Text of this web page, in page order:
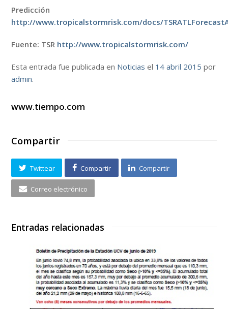
Predicción
http://www.tropicalstormrisk.com/docs/
Fuente: TSR http://www.tropicalstormrisk.com/
Esta entrada fue publicada en Noticias el 14 abril 2015 por
admin.
www.tiempo.com
Compartir
Twittear Compartir Compartir
Correo electrónico
Entradas relacionadas